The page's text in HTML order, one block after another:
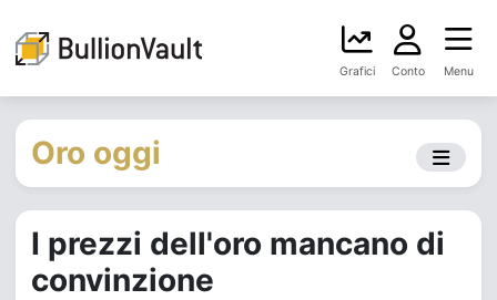
Grafici Conto Menu
Oro oggi
I prezzi dell'oro mancano di
convinzione